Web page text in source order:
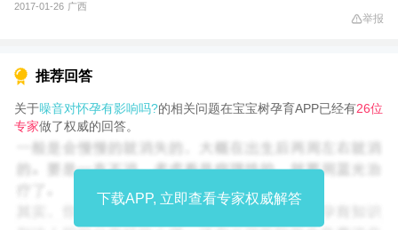
2017-01-26 广西
举报
推荐回答
关于噪音对怀孕有影响吗?的相关问题在宝宝树孕育APP已经有26位
专家做了权威的回答。
下载APP, 立即查看专家权威解答